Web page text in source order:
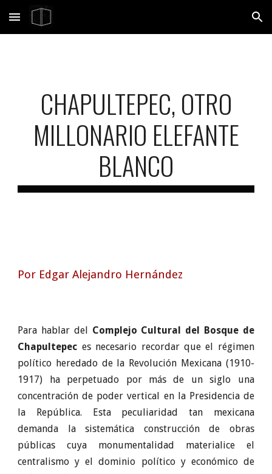
Skip to main content Skip to navigation
CHAPULTEPEC, OTRO
MILLONARIO ELEFANTE
BLANCO
Por Edgar Alejandro Hernández
Para hablar del Complejo Cultural del Bosque de
Chapultepec es necesario recordar que el régimen
político heredado de la Revolución Mexicana (1910-
1917) ha perpetuado por más de un siglo una
concentración de poder vertical en la Presidencia de
la República. Esta peculiaridad tan mexicana
demanda la sistemática construcción de obras
públicas cuya monumentalidad materialice el
centralismo y el dominio político y económico de